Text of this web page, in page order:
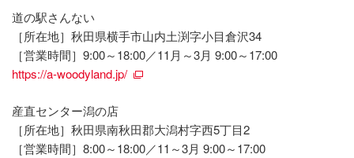
道の駅さんない
［所在地］秋田県横手市山内土渕字小目倉沢34
［営業時間］9:00～18:00／11月～3月 9:00～17:00
https://a-woodyland.jp/
産直センター潟の店
［所在地］秋田県南秋田郡大潟村字西5丁目2
［営業時間］8:00～18:00／11～3月 9:00～17:00